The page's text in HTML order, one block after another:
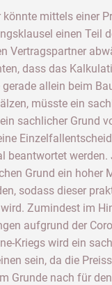
könnte mittels einer
einen Teil
Vertragspartner
dass das
allein beim
müsste ein
sachlicher Grund
beantwortet werden.
Grund ein hoher
sodass dieser
Zumindest im
aufgrund der
Kriegs wird ein
sein, da die
Grunde nach für